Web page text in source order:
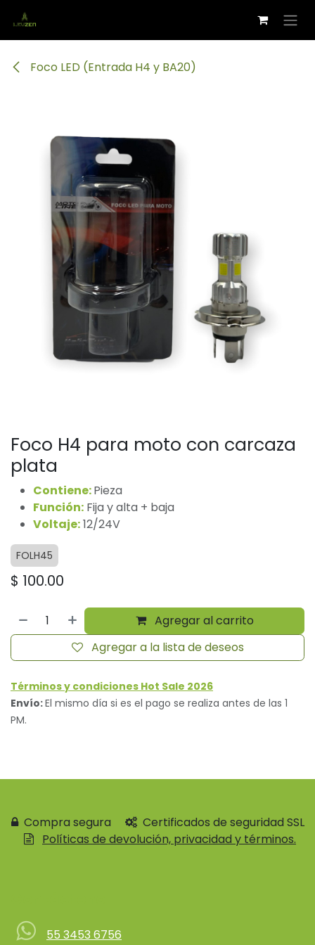
Foco LED (Entrada H4 y BA20)
Foco H4 para moto con carcaza
plata
Contiene:Pieza
Función: Fija y alta + baja
Voltaje:12/24V
FOLH45
$ 100.00
Agregar al carrito
Agregar a la lista de deseos
Términos y condiciones Hot Sale 2026
Envío:El mismo día si es el pago se realiza antes de las 1
PM.
Compra segura
Certificados de seguridad SSL
Políticas de devolución, privacidad y términos.
55 3453 6756